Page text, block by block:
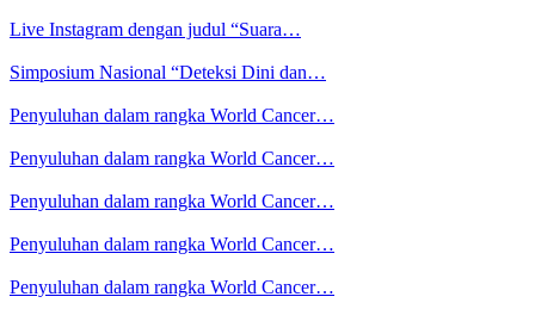
Live Instagram dengan judul “Suara…
Simposium Nasional “Deteksi Dini dan…
Penyuluhan dalam rangka World Cancer…
Penyuluhan dalam rangka World Cancer…
Penyuluhan dalam rangka World Cancer…
Penyuluhan dalam rangka World Cancer…
Penyuluhan dalam rangka World Cancer…